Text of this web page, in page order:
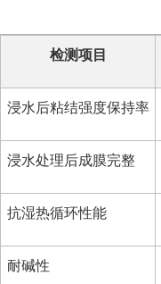
检测项目
浸水后粘结强度保持率
浸水处理后成膜完整
抗湿热循环性能
耐碱性